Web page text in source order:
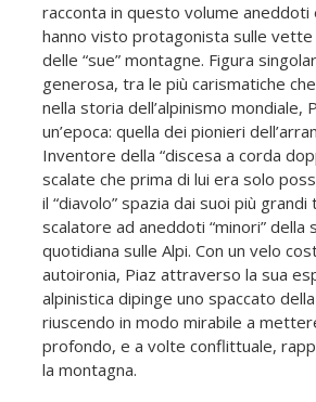
racconta in questo volume aneddoti
hanno visto protagonista sulle
delle “sue” montagne. Figura
generosa, tra le più carismatiche
nella storia dell’alpinismo mondiale,
un’epoca: quella dei pionieri
Inventore della “discesa a corda
scalate che prima di lui era solo
il “diavolo” spazia dai suoi più
scalatore ad aneddoti “minori” della
quotidiana sulle Alpi. Con un velo
autoironia, Piaz attraverso la sua
alpinistica dipinge uno spaccato
riuscendo in modo mirabile a
profondo, e a volte conflittuale,
la montagna.